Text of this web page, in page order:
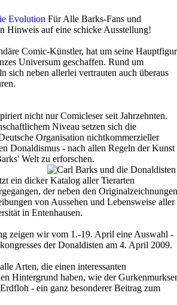
Für Alle Barks-Fans und
Hinweis auf eine schicke Ausstellung!
Comic-Künstler, hat um seine Hauptfigur
Universum geschaffen. Rund um
sich neben allerlei vertrauten auch überaus
nicht nur Comicleser seit Jahrzehnten.
Niveau setzen sich die
Organisation nichtkommerzieller
Donaldismus - nach allen Regeln der Kunst
Welt zu erforschen.
ein dicker Katalog aller Tierarten
der neben den Originalzeichnungen
von Aussehen und Lebensweise aller
in Entenhausen.
zeigen wir vom 1.-19. April eine Auswahl -
der Donaldisten am 4. April 2009.
Arten, die einen interessanten
Hintergrund haben, wie der Gurkenmurkser
- ein ganz besonderer Beitrag zum